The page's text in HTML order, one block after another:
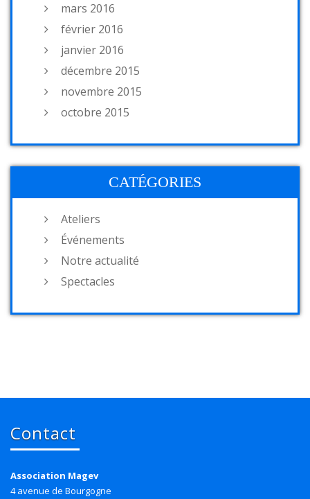
mars 2016
février 2016
janvier 2016
décembre 2015
novembre 2015
octobre 2015
CATÉGORIES
Ateliers
Événements
Notre actualité
Spectacles
Contact
Association Magev
4 avenue de Bourgogne